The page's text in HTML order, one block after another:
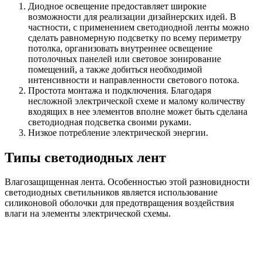
Диодное освещение предоставляет широкие
возможности для реализации дизайнерских идей. В
частности, с применением светодиодной ленты можно
сделать равномерную подсветку по всему периметру
потолка, организовать внутреннее освещение
потолочных панелей или световое зонирование
помещений, а также добиться необходимой
интенсивности и направленности светового потока.
Простота монтажа и подключения. Благодаря
несложной электрической схеме и малому количеству
входящих в нее элементов вполне может быть сделана
светодиодная подсветка своими руками.
Низкое потребление электрической энергии.
Типы светодиодных лент
Влагозащищенная лента. Особенностью этой разновидности
светодиодных светильников является использование
силиконовой оболочки для предотвращения воздействия
влаги на элементы электрической схемы.